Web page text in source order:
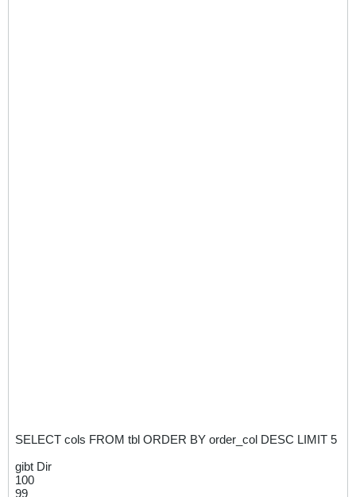
SELECT cols FROM tbl ORDER BY order_col DESC LIMIT 5
gibt Dir
100
99